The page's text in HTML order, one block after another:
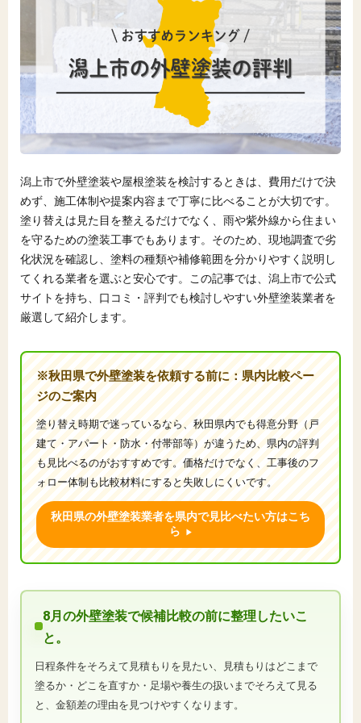
潟上市で外壁塗装や屋根塗装を検討するときは、費用だけで決
めず、施工体制や提案内容まで丁寧に比べることが大切です。
塗り替えは見た目を整えるだけでなく、雨や紫外線から住まい
を守るための塗装工事でもあります。そのため、現地調査で劣
化状況を確認し、塗料の種類や補修範囲を分かりやすく説明し
てくれる業者を選ぶと安心です。この記事では、潟上市で公式
サイトを持ち、口コミ・評判でも検討しやすい外壁塗装業者を
厳選して紹介します。
※秋田県で外壁塗装を依頼する前に：県内比較ペー
ジのご案内
塗り替え時期で迷っているなら、秋田県内でも得意分野（戸
建て・アパート・防水・付帯部等）が違うため、県内の評判
も見比べるのがおすすめです。価格だけでなく、工事後のフ
ォロー体制も比較材料にすると失敗しにくいです。
秋田県の外壁塗装業者を県内で見比べたい方はこち
ら
8月の外壁塗装で候補比較の前に整理したいこ
と。
日程条件をそろえて見積もりを見たい、見積もりはどこまで
塗るか・どこを直すか・足場や養生の扱いまでそろえて見る
と、金額差の理由を見つけやすくなります。